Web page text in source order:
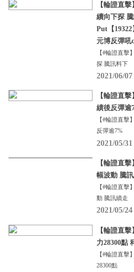
【輪證直
續向下探
Put【
元博反彈吼
【#輪證直擊
探 騰訊料下
2021/06/07
【輪證直
績後反彈逾
【#輪證直擊
反彈逾7%
2021/05/31
【輪證直
幅波動 騰
【#輪證直擊
動 騰訊續走
2021/05/24
【輪證直
力28300點
【#輪證直擊
28300點